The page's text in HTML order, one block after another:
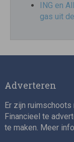
ING en
gas uit
Adverteren
Er zijn
Financieel te
te maken. Meer